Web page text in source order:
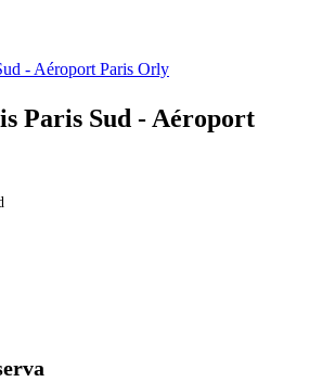
- Aéroport Paris Orly
Paris Sud - Aéroport